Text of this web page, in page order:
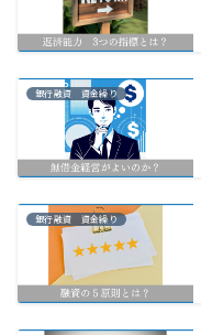
銀行融資 資金繰り
銀行融資 資金繰り